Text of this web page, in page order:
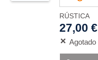
RÚSTICA
27,00 €
Agotado